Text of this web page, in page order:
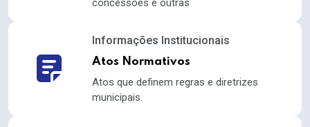
concessões e outras
Informações Institucionais
Atos Normativos
Atos que definem regras e diretrizes
municipais.